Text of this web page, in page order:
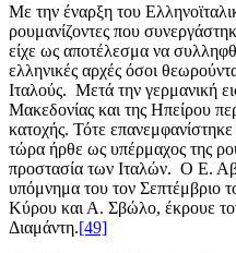
Με την έναρξη του
ρουμανίζοντες που
είχε ως αποτέλεσμα να
ελληνικές αρχές όσοι
Ιταλούς. Μετά την γερμανική
Μακεδονίας και της Ηπείρου
κατοχής. Τότε
τώρα ήρθε ως υπέρμαχος της
προστασία των Ιταλών. Ο Ε.
υπόμνημα του τον Σεπτέμβριο
Κύρου και Α. Σβώλο, έκρουε τον
Διαμάντη.[49]